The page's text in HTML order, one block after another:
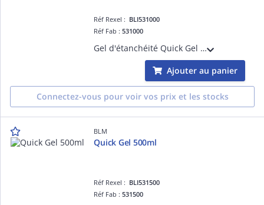
Réf Rexel : BLI531000
Réf Fab :531000
Gel d'étanchéité Quick Gel IP68 1 litre. 1seul flacon avec polymérisateur pré-intégré : le mélange s'effectue directement dans le flacon. Possibilité d'intervenir sur les connexions et de ré-utiliser le même gel pour restaurer l'étanchéité
Ajouter au panier
Connectez-vous pour voir vos prix et les stocks
BLM
Quick Gel 500ml
Réf Rexel : BLI531500
Réf Fab :531500